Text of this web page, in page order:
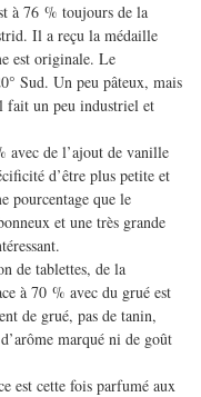
à 76 % toujours de la
Il a reçu la médaille
est originale. Le
Sud. Un peu pâteux, mais
fait un peu industriel et
avec de l’ajout de vanille
d’être plus petite et
pourcentage que le
et une très grande
de tablettes, de la
à 70 % avec du grué est
de grué, pas de tanin,
marqué ni de goût
est cette fois parfumé aux